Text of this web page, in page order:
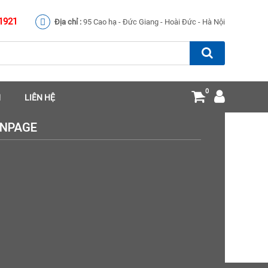
Địa chỉ : 95 Cao hạ - Đức Giang - Hoài Đức - Hà Nội
LIÊN HỆ
0